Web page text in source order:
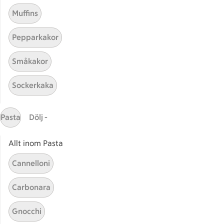
Relaterade kategorier
Adventstapas
Tomat tapas
Sidfot
Start
Få snabbt svar
FAQ
Kundservice
Kontakta oss
Muffins
Pepparkakor
Småkakor
Sockerkaka
Pasta Dölj -
Allt inom Pasta
Cannelloni
Carbonara
Gnocchi